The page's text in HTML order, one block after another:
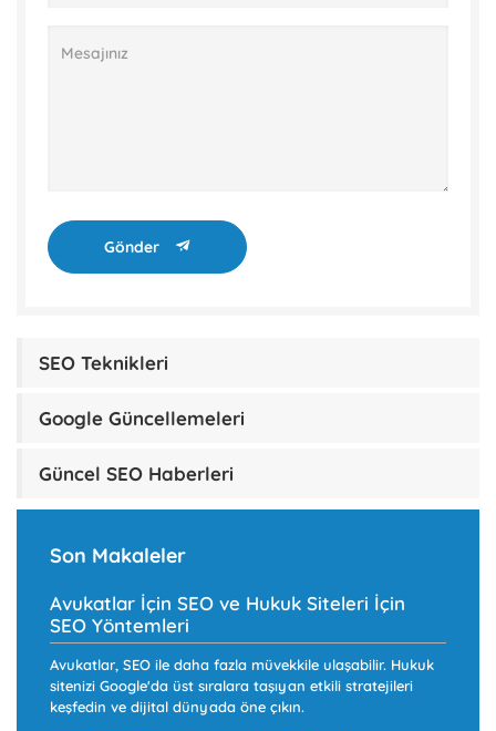
Gönder
SEO Teknikleri
Google Güncellemeleri
Güncel SEO Haberleri
Son Makaleler
Avukatlar İçin SEO ve Hukuk Siteleri İçin
SEO Yöntemleri
Avukatlar, SEO ile daha fazla müvekkile ulaşabilir. Hukuk
sitenizi Google'da üst sıralara taşıyan etkili stratejileri
keşfedin ve dijital dünyada öne çıkın.